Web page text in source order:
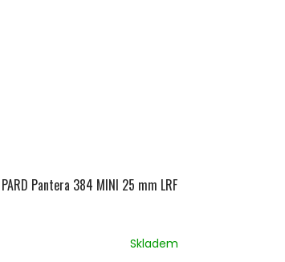
PARD Pantera 384 MINI 25 mm LRF
Skladem